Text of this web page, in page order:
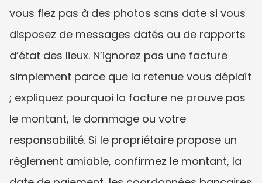
vous fiez pas à des photos sans date si vous
disposez de messages datés ou de rapports
d’état des lieux. N’ignorez pas une facture
simplement parce que la retenue vous déplaît
; expliquez pourquoi la facture ne prouve pas
le montant, le dommage ou votre
responsabilité. Si le propriétaire propose un
règlement amiable, confirmez le montant, la